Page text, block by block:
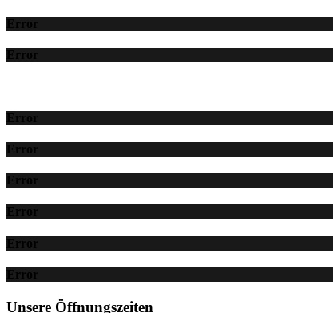
Error
Error
Error
Error
Error
Error
Error
Error
Unsere Öffnungszeiten